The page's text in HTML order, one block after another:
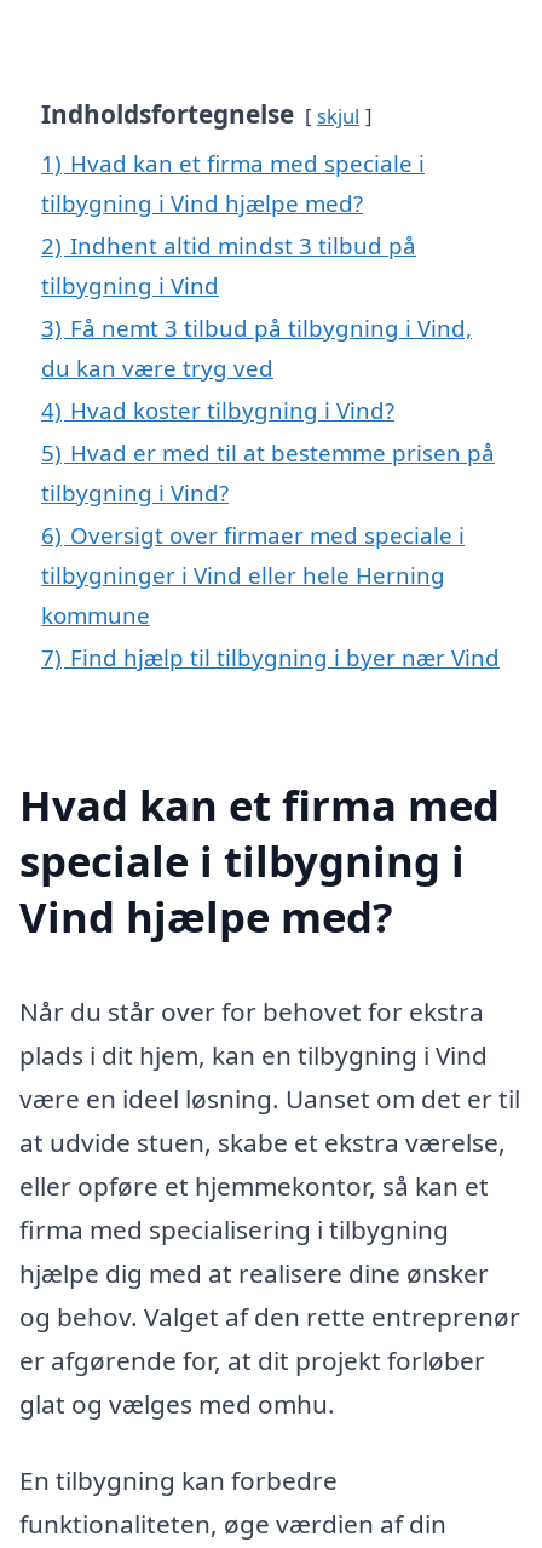
Indholdsfortegnelse skjul
1) Hvad kan et firma med speciale i
tilbygning i Vind hjælpe med?
2) Indhent altid mindst 3 tilbud på
tilbygning i Vind
3) Få nemt 3 tilbud på tilbygning i Vind,
du kan være tryg ved
4) Hvad koster tilbygning i Vind?
5) Hvad er med til at bestemme prisen på
tilbygning i Vind?
6) Oversigt over firmaer med speciale i
tilbygninger i Vind eller hele Herning
kommune
7) Find hjælp til tilbygning i byer nær Vind
Hvad kan et firma med
speciale i tilbygning i
Vind hjælpe med?
Når du står over for behovet for ekstra
plads i dit hjem, kan en tilbygning i Vind
være en ideel løsning. Uanset om det er til
at udvide stuen, skabe et ekstra værelse,
eller opføre et hjemmekontor, så kan et
firma med specialisering i tilbygning
hjælpe dig med at realisere dine ønsker
og behov. Valget af den rette entreprenør
er afgørende for, at dit projekt forløber
glat og vælges med omhu.
En tilbygning kan forbedre
funktionaliteten, øge værdien af din